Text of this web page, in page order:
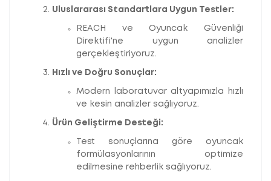
Uluslararası Standartlara Uygun Testler:
REACH ve Oyuncak Güvenliği
Direktifi'ne uygun analizler
gerçekleştiriyoruz.
Hızlı ve Doğru Sonuçlar:
Modern laboratuvar altyapımızla hızlı
ve kesin analizler sağlıyoruz.
Ürün Geliştirme Desteği:
Test sonuçlarına göre oyuncak
formülasyonlarının optimize
edilmesine rehberlik sağlıyoruz.